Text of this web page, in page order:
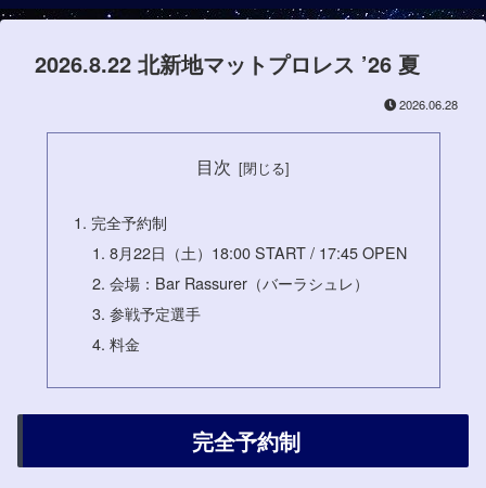
2026.8.22 北新地マットプロレス ’26 夏
2026.06.28
目次
完全予約制
8月22日（土）18:00 START / 17:45 OPEN
会場：Bar Rassurer（バーラシュレ）
参戦予定選手
料金
完全予約制